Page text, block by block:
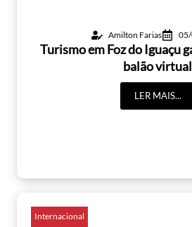
Amilton Farias
Turismo em Foz do Iguaçu
balão virtual
LER MAIS...
Internacional